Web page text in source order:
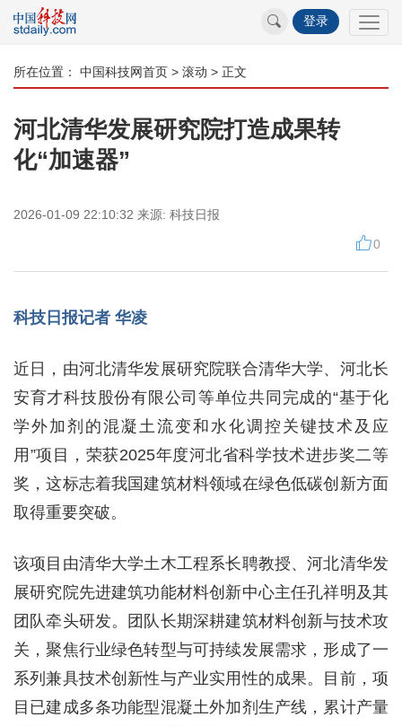
登录
所在位置： 中国科技网首页 > 滚动 > 正文
河北清华发展研究院打造成果转
化“加速器”
2026-01-09 22:10:32 来源: 科技日报
0
科技日报记者 华凌
近日，由河北清华发展研究院联合清华大学、河北长
安育才科技股份有限公司等单位共同完成的“基于化
学外加剂的混凝土流变和水化调控关键技术及应
用”项目，荣获2025年度河北省科学技术进步奖二等
奖，这标志着我国建筑材料领域在绿色低碳创新方面
取得重要突破。
该项目由清华大学土木工程系长聘教授、河北清华发
展研究院先进建筑功能材料创新中心主任孔祥明及其
团队牵头研发。团队长期深耕建筑材料创新与技术攻
关，聚焦行业绿色转型与可持续发展需求，形成了一
系列兼具技术创新性与产业实用性的成果。目前，项
目已建成多条功能型混凝土外加剂生产线，累计产量